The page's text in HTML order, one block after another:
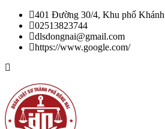
401 Đường 30/4, Khu phố
02513823744
dlsdongnai@gmail.com
https://www.google.com/